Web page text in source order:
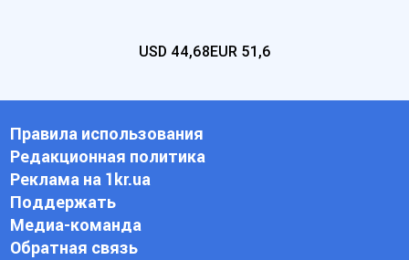
USD 44,68EUR 51,6
Правила использования
Редакционная политика
Реклама на 1kr.ua
Поддержать
Медиа-команда
Обратная связь